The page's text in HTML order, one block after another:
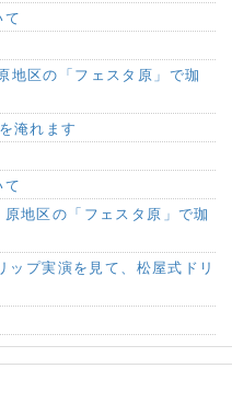
て
区の「フェスタ原」で珈
淹れます
て
地区の「フェスタ原」で珈
ップ実演を見て、松屋式ドリ